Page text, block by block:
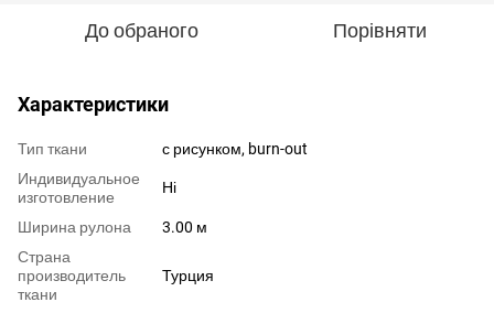
До обраного Порівняти
Характеристики
Тип ткани
с рисунком, burn-out
Индивидуальное
изготовление
Ні
Ширина рулона
3.00 м
Страна
производитель
ткани
Турция